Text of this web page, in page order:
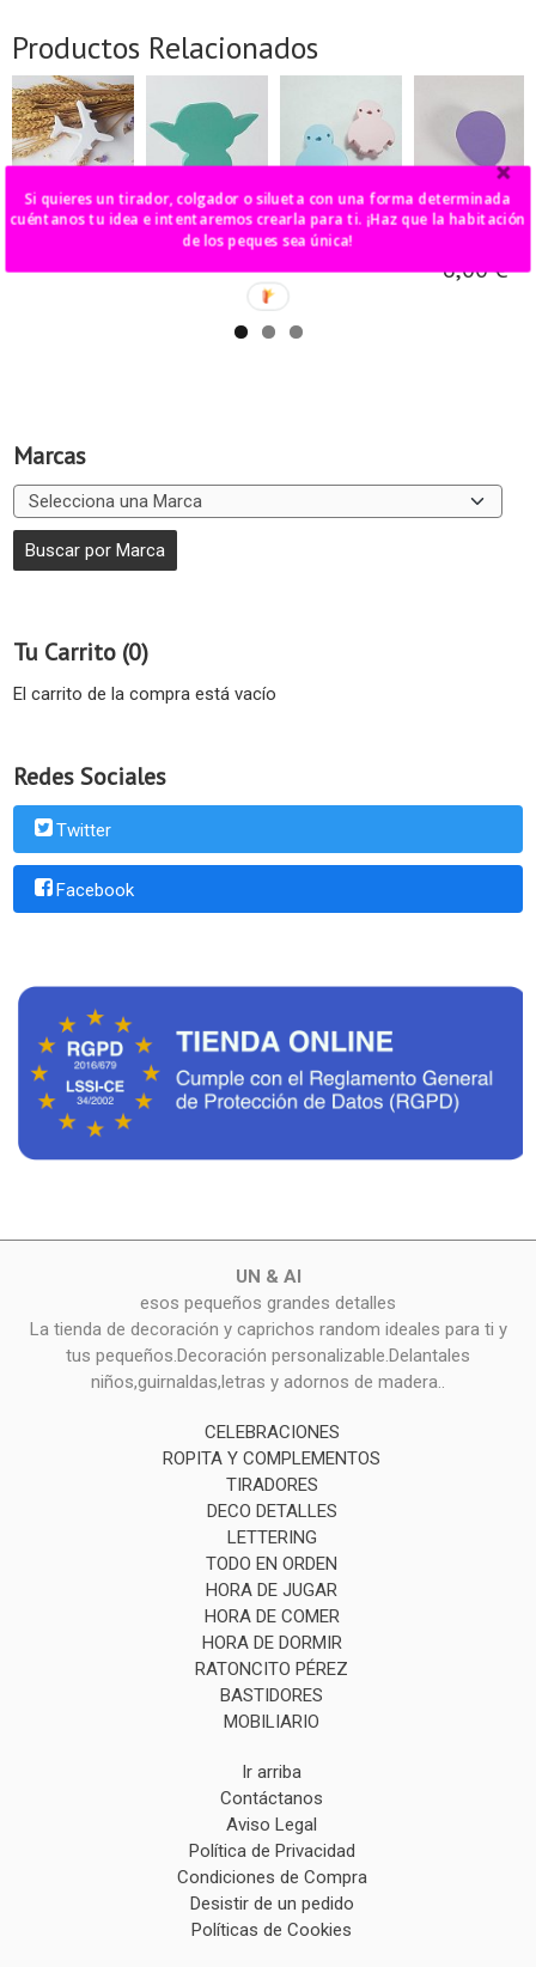
Marcas
Tu Carrito (0)
El carrito de la compra está vacío
Redes Sociales
Twitter
Facebook
Productos Relacionados
tirador avión tirador Yoda
6,00 €
tirador pingüino
6,00 €
tirador /
6,00 €
UN & AI
esos pequeños grandes detalles
La tienda de decoración y caprichos random ideales para ti y
tus pequeños.Decoración personalizable.Delantales
niños,guirnaldas,letras y adornos de madera..
CELEBRACIONES
ROPITA Y COMPLEMENTOS
TIRADORES
DECO DETALLES
LETTERING
TODO EN ORDEN
HORA DE JUGAR
HORA DE COMER
HORA DE DORMIR
RATONCITO PÉREZ
BASTIDORES
MOBILIARIO
Ir arriba
Contáctanos
Aviso Legal
Política de Privacidad
Condiciones de Compra
Desistir de un pedido
Políticas de Cookies
Si quieres un tirador, colgador o silueta con una forma determinada
cuéntanos tu idea e intentaremos crearla para ti. ¡Haz que la habitación
de los peques sea única!